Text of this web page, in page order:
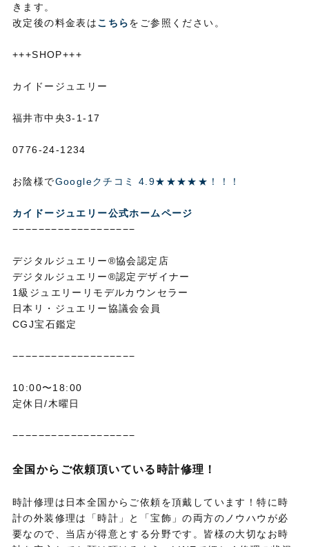
きます。
改定後の料金表はこちらをご参照ください。
+++SHOP+++
カイドージュエリー
福井市中央3-1-17
0776-24-1234
お陰様でGoogleクチコミ 4.9★★★★★！！！
カイドージュエリー公式ホームページ
−−−−−−−−−−−−−−−−−−−
デジタルジュエリー®協会認定店
デジタルジュエリー®認定デザイナー
1級ジュエリーリモデルカウンセラー
日本リ・ジュエリー協議会会員
CGJ宝石鑑定
−−−−−−−−−−−−−−−−−−−
10:00〜18:00
定休日/木曜日
−−−−−−−−−−−−−−−−−−−
全国からご依頼頂いている時計修理！
時計修理は日本全国からご依頼を頂戴しています！特に時
計の外装修理は「時計」と「宝飾」の両方のノウハウが必
要なので、当店が得意とする分野です。皆様の大切なお時